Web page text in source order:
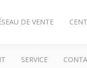
DE VENTE
SERVICE